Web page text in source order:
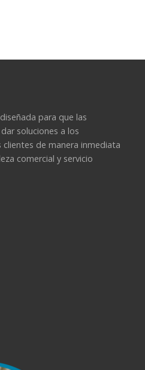
para que las
soluciones a los
de manera inmediata
comercial y servicio